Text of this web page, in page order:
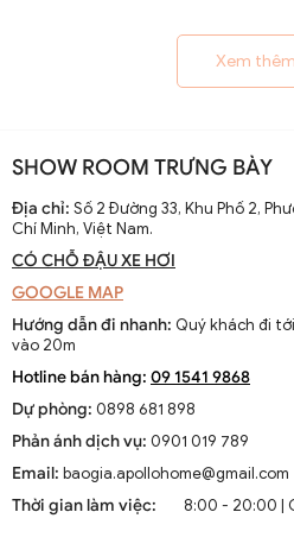
1.1. Lịch Sử và Sự Phát Triển
pháp thông gió hiệu quả ở
được làm thủ công và chạy
nhanh chóng phát triển với
điện.
Sự thay đổi và cải tiến qua
tiến với thiết kế hiện đại,
cứu để nâng cao hiệu suất
Xu hướng hiện tại trên thị
Hiện nay, quạt trần cánh
sống. Chúng kết hợp công
Xem thêm
SHOW ROOM TRƯNG BÀY
Địa chỉ: Số 2 Đường 33, Khu Phố 2,
Chí Minh, Việt Nam.
CÓ CHỖ ĐẬU XE HƠI
GOOGLE MAP
Hướng dẫn đi nhanh: Quý khách đi
vào 20m
Hotline bán hàng: 09 1541 9868
Dự phòng: 0898 681 898
Phản ánh dịch vụ: 0901 019 789
Email: baogia.apollohome@gmail.com
Thời gian làm việc:
8:00 - 20:00 |